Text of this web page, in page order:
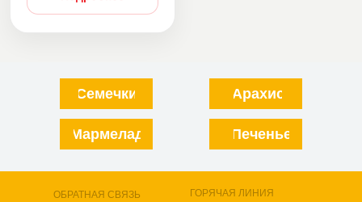
ОБРАТНАЯ СВЯЗЬ ГОРЯЧАЯ ЛИНИЯ
Семечки Арахис
Печенье
Мармелад